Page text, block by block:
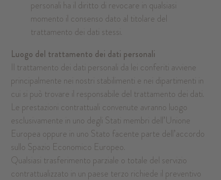
personali ha il diritto di revocare in qualsiasi
momento il consenso dato al titolare del
trattamento dei dati stessi.
Luogo del trattamento dei dati personali
Il trattamento dei dati personali da lei conferiti avviene
principalmente nei nostri stabilimenti e nei dipartimenti in
cui si può trovare il responsabile del trattamento dei dati.
Le prestazioni contrattuali convenute avranno luogo
esclusivamente in uno degli Stati membri dell’Unione
Europea oppure in uno Stato facente parte dell’accordo
sullo Spazio Economico Europeo.
Qualsiasi trasferimento parziale o totale del servizio
contrattualizzato in un paese terzo richiede il preventivo